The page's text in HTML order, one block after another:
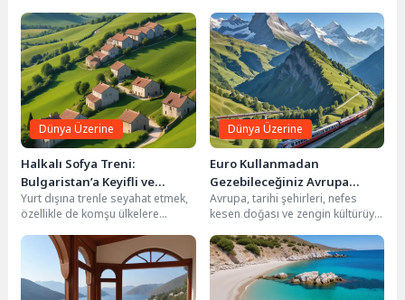
çapında ün kazanmış mutfağıyla...
Dünya Üzerine
Halkalı Sofya Treni:
Bulgaristan’a Keyifli ve
Ekonomik Bir Yolculuk
Yurt dışına trenle seyahat etmek,
özellikle de komşu ülkelere
artan bir...
Dünya Üzerine
Euro Kullanmadan
Gezebileceğiniz Avrupa
Ülkeleri: Bütçe Dostu Rotalar
Avrupa, tarihi şehirleri, nefes
kesen doğası ve zengin kültürüyle
bir kıta....